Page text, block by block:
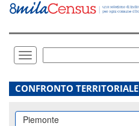
Vai
direttamente
Toggle
navigation
.
CONFRONTO TERRITORIALE
Piemonte